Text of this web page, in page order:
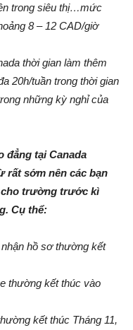
trong siêu thị…mức
8 – 12 CAD/giờ
thời gian làm thêm
20h/tuần trong thời gian
những kỳ nghỉ của
đẳng tại Canada
rất sớm nên các bạn
cho trường trước kì
Cụ thể:
hồ sơ thường kết
thường kết thúc vào
kết thúc Tháng 11,